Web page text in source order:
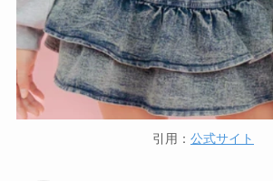
引用： 公式サイト